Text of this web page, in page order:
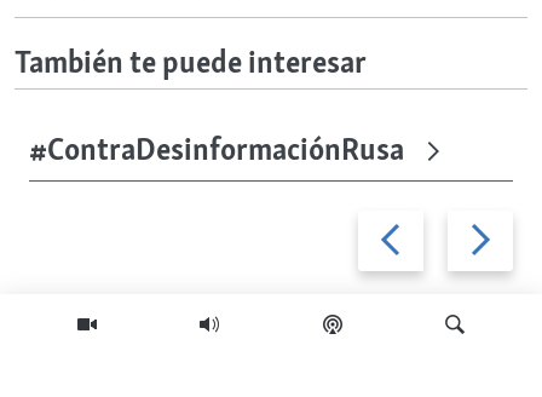
También te puede interesar
#ContraDesinformaciónRusa
Previous
slide
Next
slide